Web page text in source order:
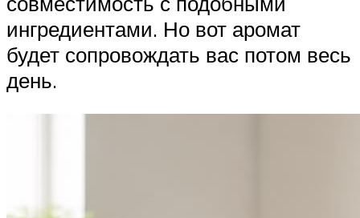
ингредиентами. Но вот аромат
будет сопровождать вас потом весь
день.